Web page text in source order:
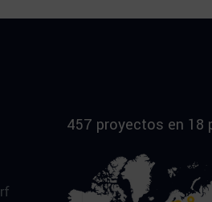
457 proyectos en 18